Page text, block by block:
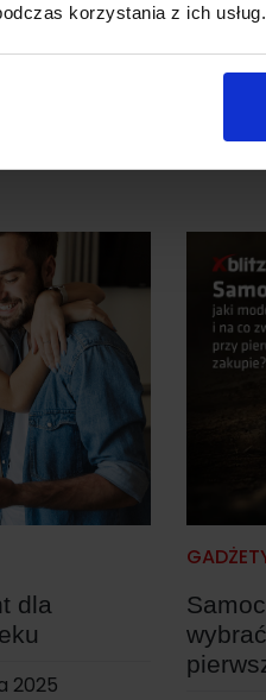
korzystania z ich usług.
i Pink to
dla
2025